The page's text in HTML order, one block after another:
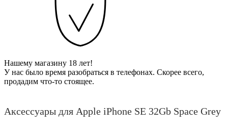
Нашему магазину 18 лет!
У нас было время разобраться в телефонах. Скорее всего,
продадим что-то стоящее.
Аксессуары для Apple iPhone SE 32Gb Space Grey